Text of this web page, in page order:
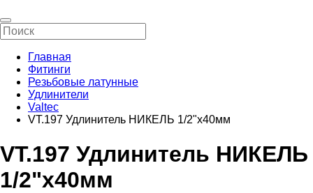
Главная
Фитинги
Резьбовые латунные
Удлинители
Valtec
VT.197 Удлинитель НИКЕЛЬ 1/2"х40мм
VT.197 Удлинитель НИКЕЛЬ
1/2"х40мм